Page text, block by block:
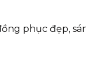
phục đẹp,